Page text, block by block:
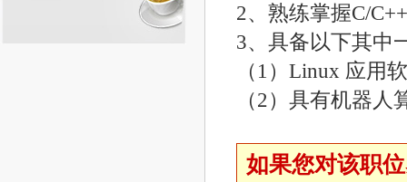
2、熟练掌握C/
3、具备以下其中
（1）Linux 应用
（2）具有机器
如果您对该职